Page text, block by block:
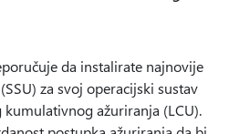
da instalirate najnovije
za svoj operacijski sustav
ažuriranja (LCU).